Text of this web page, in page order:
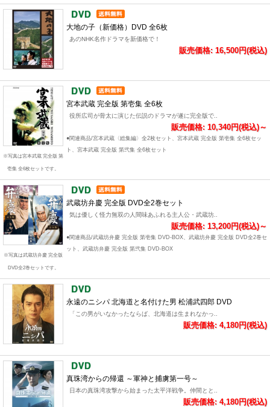
大地の子（新価格）DVD 全6枚
あのNHK名作ドラマを新価格で！
販売価格: 16,500円(税込)
※写真は宮本武蔵 完全版 第
壱集 全6枚セットです。
宮本武蔵 完全版 第壱集 全6枚
役所広司が骨太に演じた伝説のドラマが遂に完全版で..
販売価格: 10,340円(税込)～
●関連商品/宮本武蔵〈総集編〉全2枚セット、宮本武蔵 完全版 第壱集 全6枚セッ
ト、宮本武蔵 完全版 第弐集 全6枚セット
※写真は武蔵坊弁慶 完全版
DVD全2巻セットです。
武蔵坊弁慶 完全版 DVD全2巻セット
気は優しく怪力無双の人間味あふれる主人公・武蔵坊..
販売価格: 13,200円(税込)～
●関連商品/武蔵坊弁慶 完全版 第壱集 DVD-BOX、武蔵坊弁慶 完全版 DVD全2巻セ
ット、武蔵坊弁慶 完全版 第弐集 DVD-BOX
永遠のニシパ 北海道と名付けた男 松浦武四郎 DVD
「この男がいなかったならば、北海道は生まれなかっ..
販売価格: 4,180円(税込)
真珠湾からの帰還 ～軍神と捕虜第一号～
日本の真珠湾攻撃から始まった太平洋戦争。仲間とと..
販売価格: 4,180円(税込)